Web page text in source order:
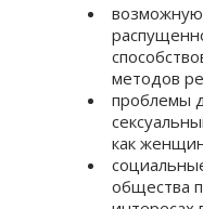
возможную
методов
проблемы
как
общества